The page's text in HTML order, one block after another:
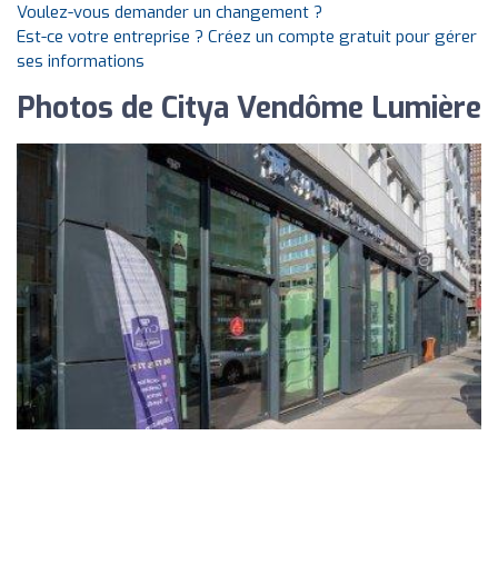
Voulez-vous demander un changement ?
Est-ce votre entreprise ? Créez un compte gratuit pour gérer
ses informations
Photos de Citya Vendôme Lumière